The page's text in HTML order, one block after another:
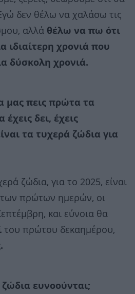
δεν θέλω να χαλάσω τις
αλλά θέλω να πω ότι
ιδιαίτερη χρονιά που
δύσκολη χρονιά.
μας πεις πρώτα τα
δει, έχεις
τα τυχερά ζώδια για
ζώδια, για το 2025, είναι
πρώτων ημερών, οι
και εύνοια θα
του πρώτου δεκαημέρου,
ευνοούνται;